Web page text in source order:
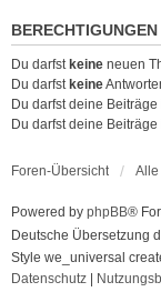
Du darfst keine neuen
Du darfst keine
Du darfst deine
Du darfst deine
Foren-Übersicht Alle
Powered by phpBB®
Deutsche Übersetzung
Style we_universal
Datenschutz